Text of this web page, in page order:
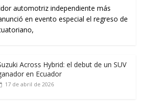
automotriz independiente más
en evento especial el regreso de
Across Hybrid: el debut de un SUV
en Ecuador
17 de abril de 2026